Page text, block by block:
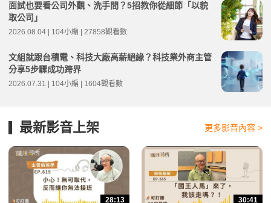
面試也要看公司外觀、洗手間？5招教你從細節「以貌
取公司」
2026.08.04 | 104小編 | 27858觀看數
文組就跟台積電、科技大廠高薪絕緣？科技業外商主管
分享5步驟成功跨界
2026.07.31 | 104小編 | 1604觀看數
最新影音上架 更多影音內容 >
28:13 30:41